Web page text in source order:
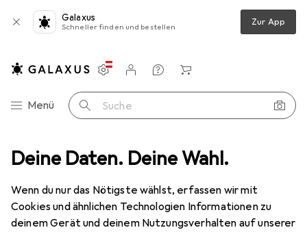
Deine Daten. Deine Wahl.
Wenn du nur das Nötigste wählst, erfassen wir mit
Cookies und ähnlichen Technologien Informationen zu
deinem Gerät und deinem Nutzungsverhalten auf unserer
Galaxus
Schneller finden und bestellen Zur App
Navigation nach Kategorien
Menü Suche
Einstellungen
Kundenkonto
Vergleichslisten
Merklisten
Warenkorb
Schleifwerkzeuge Raspel + Feile Pferd Schlüsselfeile PF H2
4 Bilder